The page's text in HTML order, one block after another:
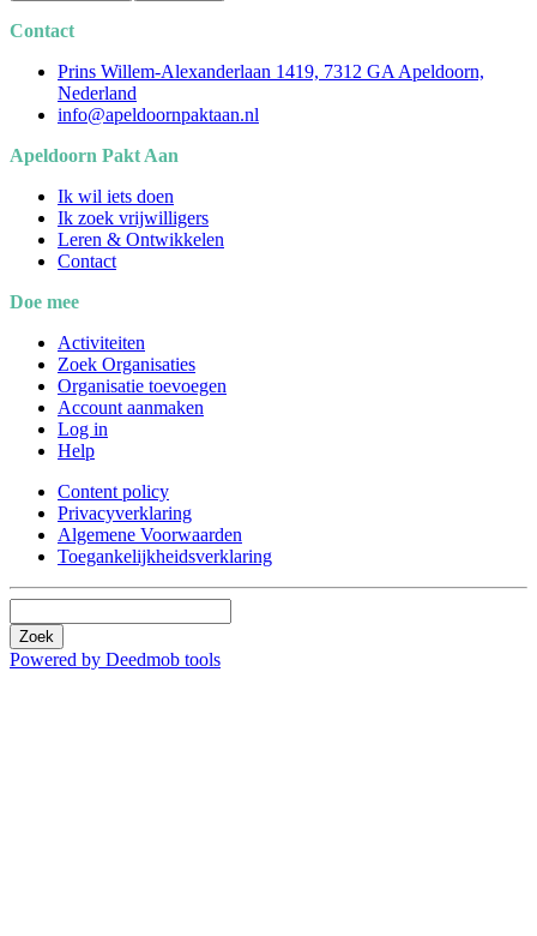
Contact
Prins Willem-Alexanderlaan 1419, 7312 GA Apeldoorn,
Nederland
info@apeldoornpaktaan.nl
Apeldoorn Pakt Aan
Ik wil iets doen
Ik zoek vrijwilligers
Leren & Ontwikkelen
Contact
Doe mee
Activiteiten
Zoek Organisaties
Organisatie toevoegen
Account aanmaken
Log in
Help
Content policy
Privacyverklaring
Algemene Voorwaarden
Toegankelijkheidsverklaring
Zoek
Powered by Deedmob tools